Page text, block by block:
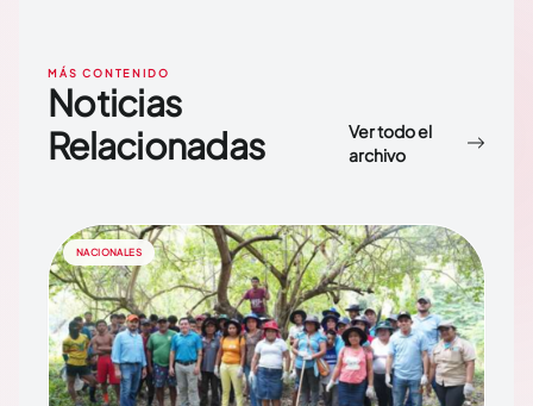
MÁS CONTENIDO
Noticias
Relacionadas
Ver todo el
archivo
NACIONALES